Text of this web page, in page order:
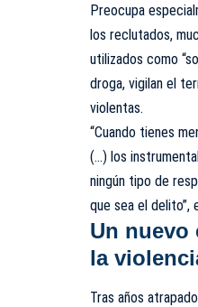
Preocupa
los reclutados,
utilizados como
droga, vigilan el
violentas.
“Cuando tienes
(…) los
ningún tipo de
que sea el delito”,
Un nuevo
la
Tras años